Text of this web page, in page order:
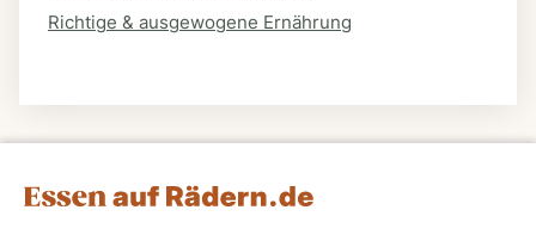
Richtige & ausgewogene Ernährung